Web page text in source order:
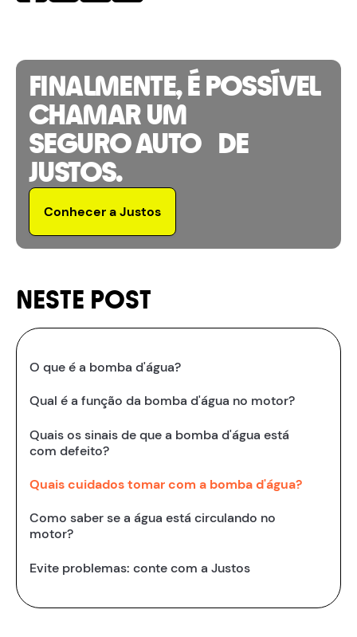
FINALMENTE, É POSSÍVEL
CHAMAR UM
SEGURO AUTO DE
JUSTOS.
Conhecer a Justos
NESTE POST
O que é a bomba d'água?
Qual é a função da bomba d'água no motor?
Quais os sinais de que a bomba d'água está
com defeito?
Quais cuidados tomar com a bomba d'água?
Como saber se a água está circulando no
motor?
Evite problemas: conte com a Justos